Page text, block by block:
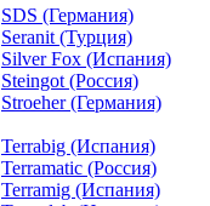
SDS (Германия)
Seranit (Турция)
Silver Fox (Испания)
Steingot (Россия)
Stroeher (Германия)
Terrabig (Испания)
Terramatic (Россия)
Terramig (Испания)